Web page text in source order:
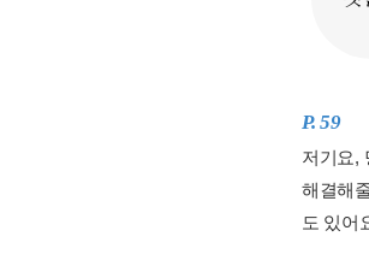
P. 59
저기요,
해결해
도 있어